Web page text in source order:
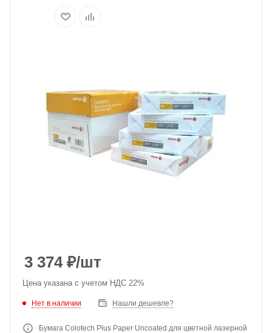
3 374₽/шт
Цена указана с учетом НДС 22%
Нет в наличии Нашли дешевле?
Бумага Colotech Plus Paper Uncoated для цветной лазерной